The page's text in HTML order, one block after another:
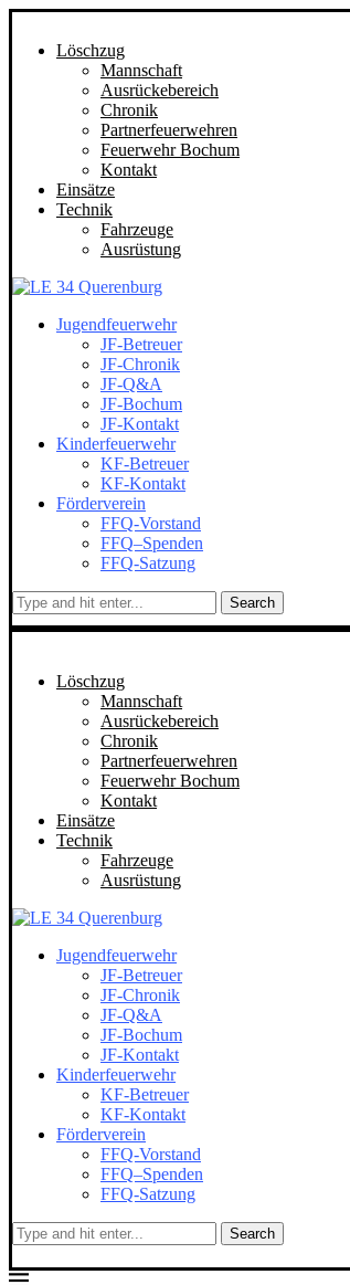
Löschzug
Mannschaft
Ausrückebereich
Chronik
Partnerfeuerwehren
Feuerwehr Bochum
Kontakt
Einsätze
Technik
Fahrzeuge
Ausrüstung
Jugendfeuerwehr
JF-Betreuer
JF-Chronik
JF-Q&A
JF-Bochum
JF-Kontakt
Kinderfeuerwehr
KF-Betreuer
KF-Kontakt
Förderverein
FFQ-Vorstand
FFQ–Spenden
FFQ-Satzung
Search
Löschzug
Mannschaft
Ausrückebereich
Chronik
Partnerfeuerwehren
Feuerwehr Bochum
Kontakt
Einsätze
Technik
Fahrzeuge
Ausrüstung
Jugendfeuerwehr
JF-Betreuer
JF-Chronik
JF-Q&A
JF-Bochum
JF-Kontakt
Kinderfeuerwehr
KF-Betreuer
KF-Kontakt
Förderverein
FFQ-Vorstand
FFQ–Spenden
FFQ-Satzung
Search